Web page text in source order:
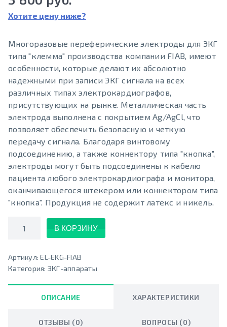
Хотите цену ниже?
Многоразовые переферические электроды для ЭКГ
типа "клемма" производства компании FIAB, имеют
особенности, которые делают их абсолютно
надежными при записи ЭКГ сигнала на всех
различных типах электрокардиографов,
присутствующих на рынке. Металлическая часть
электрода выполнена с покрытием Ag/AgCl, что
позволяет обеспечить безопасную и четкую
передачу сигнала. Благодаря винтовому
подсоединению, а также коннектору типа "кнопка",
электроды могут быть подсоединены к кабелю
пациента любого электрокардиографа и монитора,
оканчивающегося штекером или коннектором типа
"кнопка". Продукция не содержит латекс и никель.
Количество
В КОРЗИНУ
Артикул:EL-EKG-FIAB
Категория: ЭКГ-аппараты
ОПИСАНИЕ ХАРАКТЕРИСТИКИ
ОТЗЫВЫ (0) ВОПРОСЫ (0)